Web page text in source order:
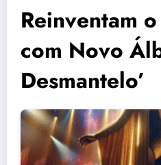
Reinventam
com Novo
Desmantelo’